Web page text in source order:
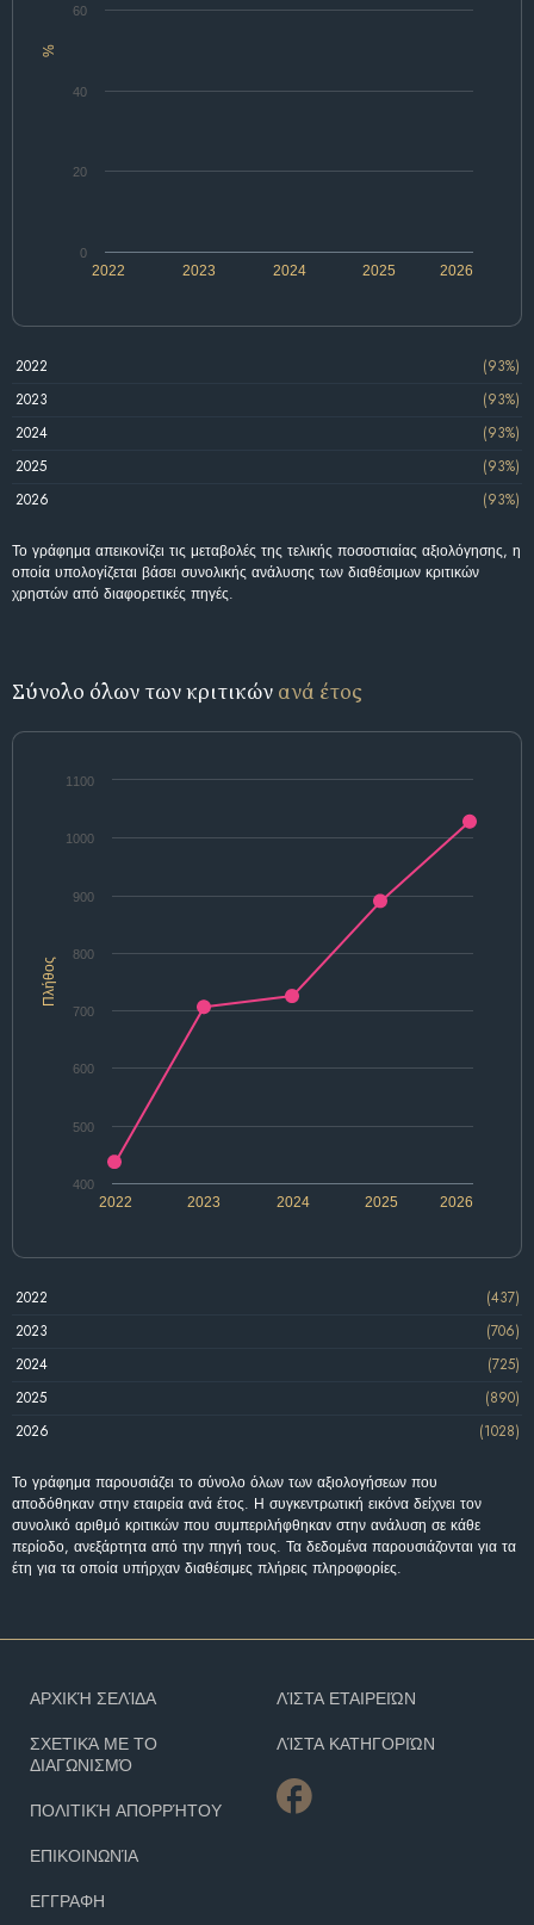
%
2022 2024 2026
2023 2025
0
20
40
60
2022
(93%)
2023
(93%)
2024
(93%)
2025
(93%)
2026
(93%)
Το γράφημα απεικονίζει τις μεταβολές της τελικής ποσοστιαίας αξιολόγησης, η
οποία υπολογίζεται βάσει συνολικής ανάλυσης των διαθέσιμων κριτικών
χρηστών από διαφορετικές πηγές.
Σύνολο όλων των κριτικών ανά έτος
Πλήθος
2025
2022 2023 2024 2026
400
500
600
700
800
900
1000
1100
2022
(437)
2023
(706)
2024
(725)
2025
(890)
2026
(1028)
Το γράφημα παρουσιάζει το σύνολο όλων των αξιολογήσεων που
αποδόθηκαν στην εταιρεία ανά έτος. Η συγκεντρωτική εικόνα δείχνει τον
συνολικό αριθμό κριτικών που συμπεριλήφθηκαν στην ανάλυση σε κάθε
περίοδο, ανεξάρτητα από την πηγή τους. Τα δεδομένα παρουσιάζονται για τα
έτη για τα οποία υπήρχαν διαθέσιμες πλήρεις πληροφορίες.
ΑΡΧΙΚΉ ΣΕΛΊΔΑ
ΣΧΕΤΙΚΆ ΜΕ ΤΟ
ΔΙΑΓΩΝΙΣΜΌ
ΠΟΛΙΤΙΚΉ ΑΠΟΡΡΉΤΟΥ
ΕΠΙΚΟΙΝΩΝΊΑ
ΕΓΓΡΑΦΗ
ΛΊΣΤΑ ΕΤΑΙΡΕΙΏΝ
ΛΊΣΤΑ ΚΑΤΗΓΟΡΙΏΝ